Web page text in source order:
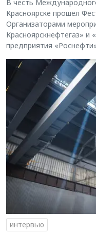
В честь
Красноярске прошёл
Организаторами
Красноярскнефтегаз»
предприятия
интервью